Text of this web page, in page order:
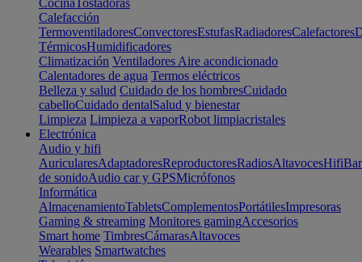
CocinaTostadoras
Calefacción
TermoventiladoresConvectoresEstufasRadiadoresCalefactores
TérmicosHumidificadores
Climatización Ventiladores Aire acondicionado
Calentadores de agua Termos eléctricos
Belleza y salud Cuidado de los hombresCuidado
cabelloCuidado dentalSalud y bienestar
Limpieza Limpieza a vaporRobot limpiacristales
Electrónica
Audio y hifi
AuricularesAdaptadoresReproductoresRadiosAltavocesHifi
de sonidoAudio car y GPSMicrófonos
Informática
AlmacenamientoTabletsComplementosPortátilesImpresoras
Gaming & streaming Monitores gamingAccesorios
Smart home TimbresCámarasAltavoces
Wearables Smartwatches